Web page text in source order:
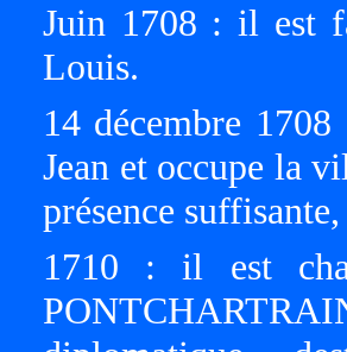
Juin 1708 : il est
Louis.
14 décembre
Jean et occupe la
présence
1710 : il est